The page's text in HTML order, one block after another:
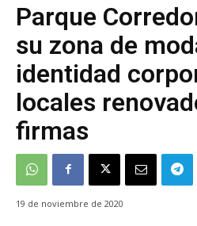
Parque
su zona de
identidad
locales
firmas
19 de noviembre de 2020